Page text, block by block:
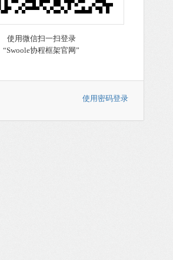
使用密码登录